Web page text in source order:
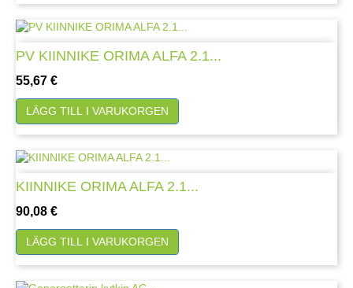
PV KIINNIKE ORIMA ALFA 2.1...
Pris
55,67 €
LÄGG TILL I VARUKORGEN
KIINNIKE ORIMA ALFA 2.1...
Pris
90,08 €
LÄGG TILL I VARUKORGEN